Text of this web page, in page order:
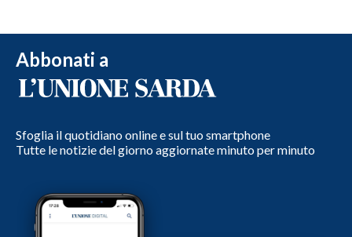
Abbonati a
Sfoglia il quotidiano online e sul tuo smartphone
Tutte le notizie del giorno aggiornate minuto per minuto